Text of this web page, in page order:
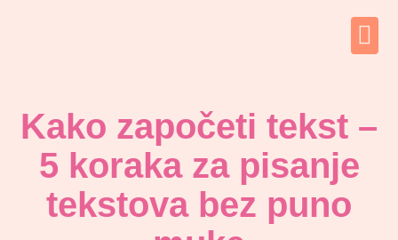
Kako započeti tekst –
5 koraka za pisanje
tekstova bez puno